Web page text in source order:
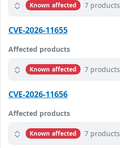
Known affected 7 products
CVE-2026-11655
Affected products
Known affected 7 products
CVE-2026-11656
Affected products
Known affected 7 products